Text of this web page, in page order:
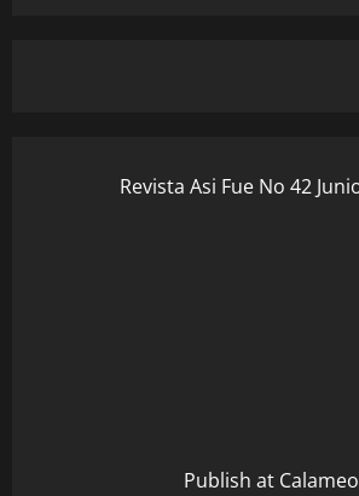
Revista Asi Fue No 42
Publish at Calameo